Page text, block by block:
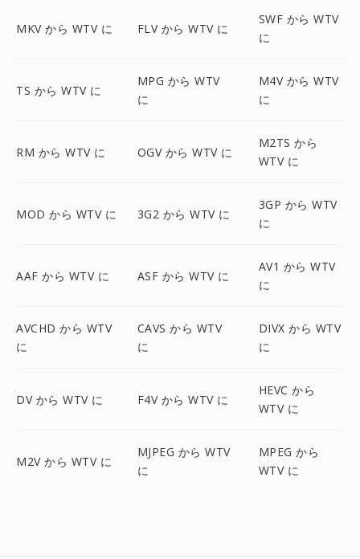
MKV から WTV に FLV から WTV に
SWF から WTV
に
TS から WTV に
MPG から WTV
に
M4V から WTV
に
RM から WTV に OGV から WTV に
M2TS から
WTV に
MOD から WTV に 3G2 から WTV に
3GP から WTV
に
AAF から WTV に ASF から WTV に
AV1 から WTV
に
AVCHD から WTV
に
CAVS から WTV
に
DIVX から WTV
に
DV から WTV に F4V から WTV に
HEVC から
WTV に
M2V から WTV に
MJPEG から WTV
に
MPEG から
WTV に